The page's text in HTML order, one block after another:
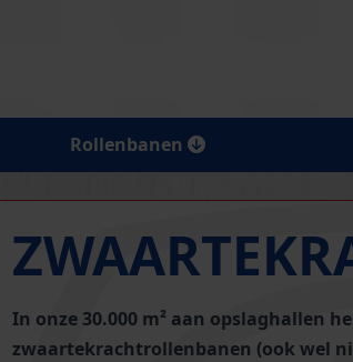
Rollenbanen
In onze 30.000 m² aan opslaghallen
zwaartekrachtrollenbanen (ook wel